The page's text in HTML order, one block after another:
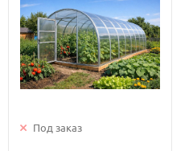
Под заказ